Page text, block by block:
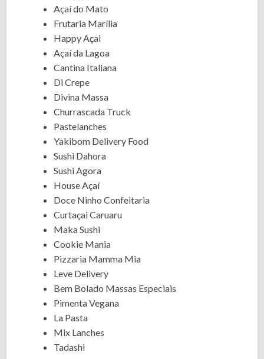
Açaí do Mato
Frutaria Marília
Happy Açai
Açaí da Lagoa
Cantina Italiana
Di Crepe
Divina Massa
Churrascada Truck
Pastelanches
Yakibom Delivery Food
Sushi Dahora
Sushi Agora
House Açaí
Doce Ninho Confeitaria
Curtaçai Caruaru
Maka Sushi
Cookie Mania
Pizzaria Mamma Mia
Leve Delivery
Bem Bolado Massas Especiais
Pimenta Vegana
La Pasta
Mix Lanches
Tadashi